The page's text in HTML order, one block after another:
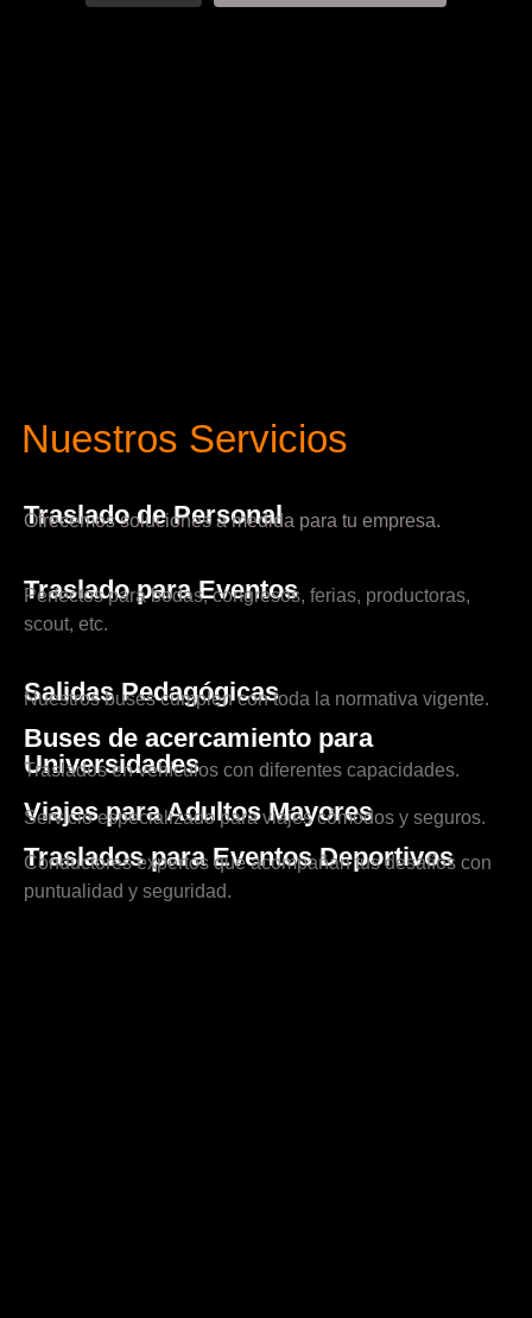
Nuestros Servicios
Traslado de Personal
Ofrecemos soluciones a medida para tu empresa.
Traslado para Eventos
Perfectos para bodas, congresos, ferias, productoras,
scout, etc.
Salidas Pedagógicas
Nuestros buses cumplen con toda la normativa vigente.
Buses de acercamiento para
Universidades
Traslados en vehículos con diferentes capacidades.
Viajes para Adultos Mayores
Servicio especializado para viajes cómodos y seguros.
Traslados para Eventos Deportivos
Conductores expertos que acompañan tus desafíos con
puntualidad y seguridad.